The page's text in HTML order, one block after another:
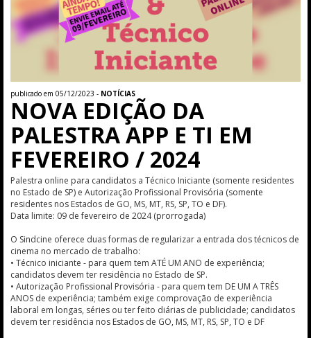
publicado em 05/12/2023 - NOTÍCIAS
NOVA EDIÇÃO DA
PALESTRA APP E TI EM
FEVEREIRO / 2024
Palestra online para candidatos a Técnico Iniciante (somente residentes
no Estado de SP) e Autorização Profissional Provisória (somente
residentes nos Estados de GO, MS, MT, RS, SP, TO e DF).
Data limite: 09 de fevereiro de 2024 (prorrogada)
O Sindcine oferece duas formas de regularizar a entrada dos técnicos de
cinema no mercado de trabalho:
• Técnico iniciante - para quem tem ATÉ UM ANO de experiência;
candidatos devem ter residência no Estado de SP.
• Autorização Profissional Provisória - para quem tem DE UM A TRÊS
ANOS de experiência; também exige comprovação de experiência
laboral em longas, séries ou ter feito diárias de publicidade; candidatos
devem ter residência nos Estados de GO, MS, MT, RS, SP, TO e DF